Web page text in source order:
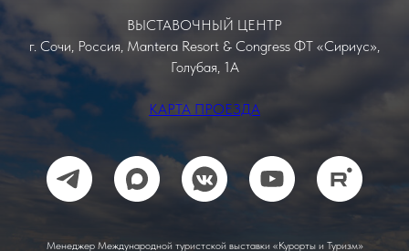
ВЫСТАВОЧНЫЙ ЦЕНТР
г. Сочи, Россия, Mantera Resort & Congress ФТ «Сириус»,
Голубая, 1А
КАРТА ПРОЕЗДА
Менеджер Международной туристской выставки «Курорты и Туризм»